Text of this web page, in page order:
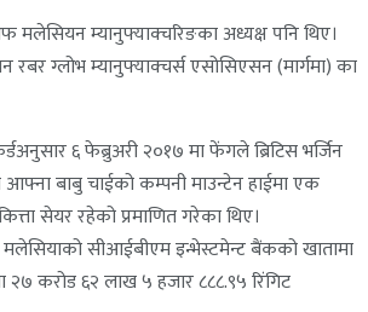
म्यानुफ्याक्चरिङका अध्यक्ष पनि थिए।
ग्लोभ म्यानुफ्याक्चर्स एसोसिएसन (मार्गमा) का
६ फेब्रुअरी २०१७ मा फेंगले ब्रिटिस भर्जिन
आफ्ना बाबु चाईको कम्पनी माउन्टेन हाईमा एक
सेयर रहेको प्रमाणित गरेका थिए।
सीआईबीएम इन्भेस्टमेन्ट बैंकको खातामा
करोड ६२ लाख ५ हजार ८८८.९५ रिंगिट